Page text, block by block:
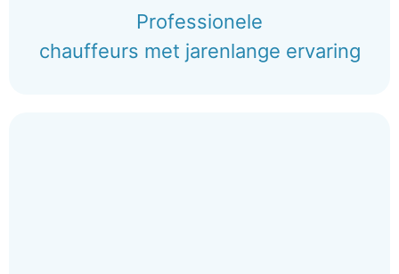
Professionele
chauffeurs met jarenlange ervaring